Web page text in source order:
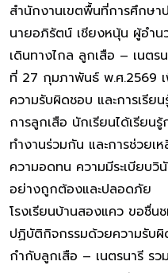
สำนักงานเขตพื้นที่การศึกษา
นายอภิรัตน์ เชียงหนุ้น ผู้อำน
เดินทางไกล ลูกเสือ – เนตร
ที่ 27 กุมภาพันธ์ พ.ศ.2569
ความรับผิดชอบ และการเรี
การลูกเสือ นักเรียนได้เรียน
ทำงานร่วมกัน และการช่วย
ความอดทน ความมีระเบียบวิ
อย่างถูกต้องและปลอดภัย
โรงเรียนบ้านสองแคว ขอชื่
ปฏิบัติกิจกรรมด้วยความรับ
กำกับลูกเสือ – เนตรนารี ร